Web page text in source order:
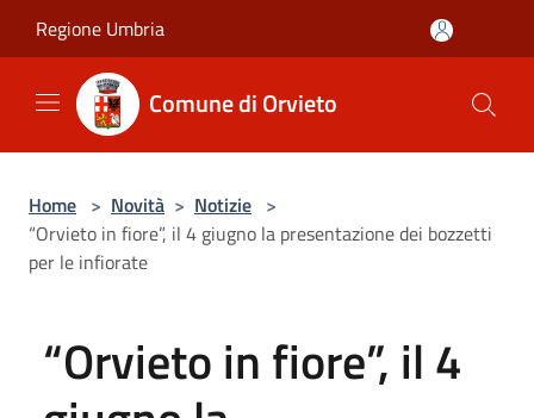
Regione Umbria
Comune di Orvieto
Home > Novità > Notizie >
“Orvieto in fiore”, il 4 giugno la presentazione dei bozzetti
per le infiorate
“Orvieto in fiore”, il 4